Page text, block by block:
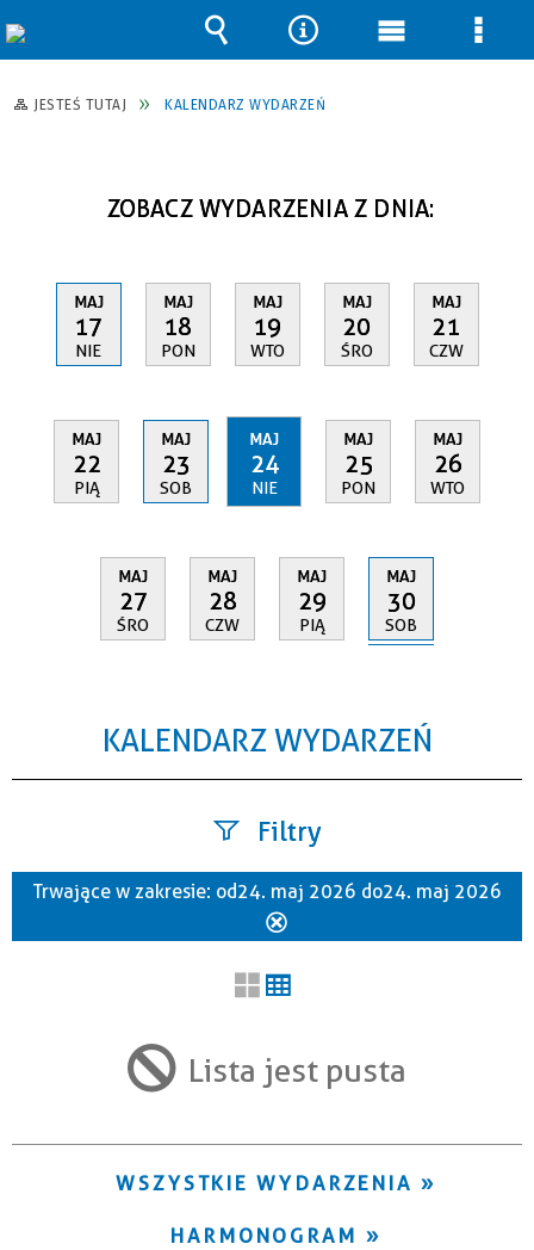
JESTEŚ TUTAJ KALENDARZ WYDARZEŃ
ZOBACZ WYDARZENIA Z DNIA:
MAJ
17
NIE
MAJ
18
PON
MAJ
19
WTO
MAJ
20
ŚRO
MAJ
21
CZW
MAJ
22
PIĄ
MAJ
23
SOB
MAJ
24
NIE
MAJ
25
PON
MAJ
26
WTO
MAJ
27
ŚRO
MAJ
28
CZW
MAJ
29
PIĄ
MAJ
30
SOB
KALENDARZ WYDARZEŃ
Filtry
Szukana fraza
Trwające w zakresie
Trwające w zakresie: od 24. maj 2026 do 24. maj 2026
filtr
Lista jest pusta
WSZYSTKIE WYDARZENIA
HARMONOGRAM
Wyszukiwarka
Narzędzia
Menu Menu